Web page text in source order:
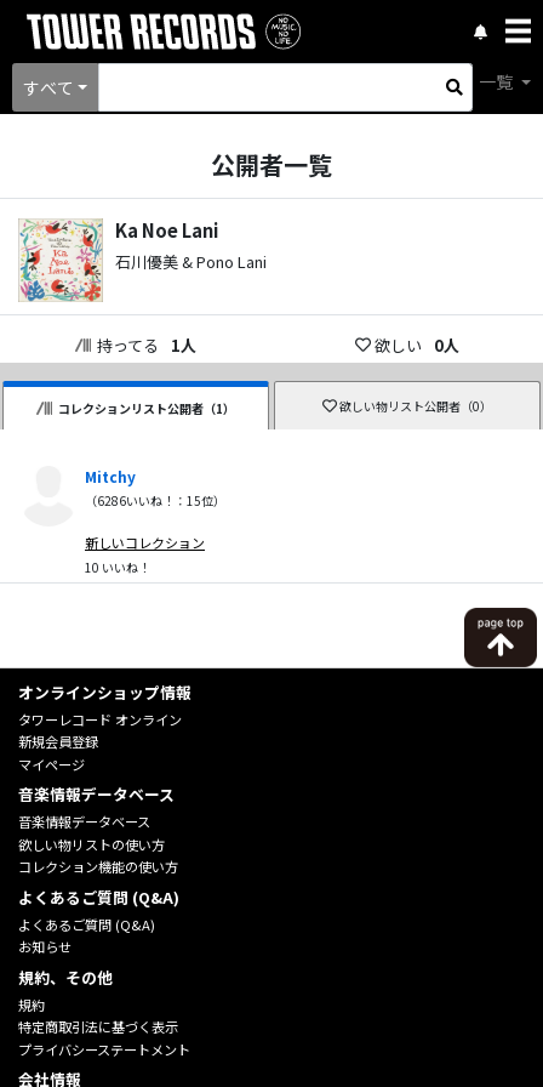
すべて 一覧
公開者一覧
Ka Noe Lani
石川優美 & Pono Lani
持ってる 1人 欲しい 0人
コレクションリスト公開者（1） 欲しい物リスト公開者（0）
Mitchy
（6286いいね！： 15位）
新しいコレクション
10 いいね！
オンラインショップ情報
タワーレコード オンライン
新規会員登録
マイページ
音楽情報データベース
音楽情報データベース
欲しい物リストの使い方
コレクション機能の使い方
よくあるご質問 (Q&A)
よくあるご質問 (Q&A)
お知らせ
規約、その他
規約
特定商取引法に基づく表示
プライバシーステートメント
会社情報